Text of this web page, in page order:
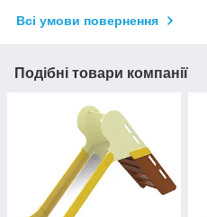
Всі умови повернення
Подібні товари компанії